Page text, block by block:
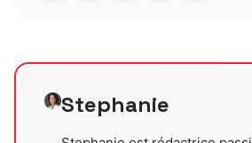
Stephanie